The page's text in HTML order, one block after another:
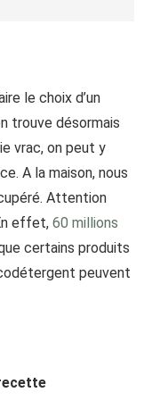
le choix d’un
trouve désormais
vrac, on peut y
A la maison, nous
Attention
effet, 60 millions
certains produits
peuvent